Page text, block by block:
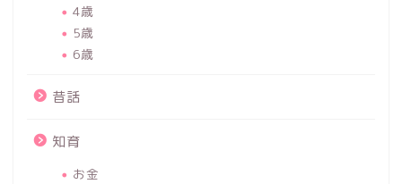
4歳
5歳
6歳
昔話
知育
お金